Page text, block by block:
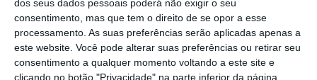
dos seus dados pessoais poderá não exigir o seu
consentimento, mas que tem o direito de se opor a esse
processamento. As suas preferências serão aplicadas apenas a
este website. Você pode alterar suas preferências ou retirar seu
consentimento a qualquer momento voltando a este site e
clicando no botão "Privacidade" na parte inferior da página.
constitucionais, quer o direito europeu”.
Aqueixa visa acautelar que os novos estatutos